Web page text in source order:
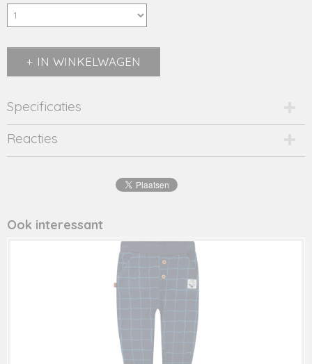
IN WINKELWAGEN
Specificaties
Productcode
23093010-21125
Reacties
Ook interessant